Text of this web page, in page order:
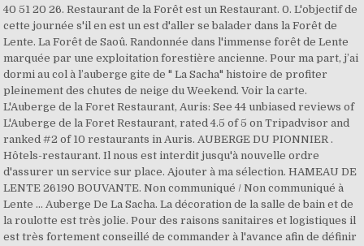
40 51 20 26. Restaurant de la Forêt est un Restaurant. 0. L'objectif de
cette journée s'il en est un est d'aller se balader dans la Forêt de
Lente. La Forêt de Saoû. Randonnée dans l'immense forêt de Lente
marquée par une exploitation forestière ancienne. Pour ma part, j’ai
dormi au col à l’auberge gite de " La Sacha" histoire de profiter
pleinement des chutes de neige du Weekend. Voir la carte.
L'Auberge de la Foret Restaurant, Auris: See 44 unbiased reviews of
L'Auberge de la Foret Restaurant, rated 4.5 of 5 on Tripadvisor and
ranked #2 of 10 restaurants in Auris. AUBERGE DU PIONNIER .
Hôtels-restaurant. Il nous est interdit jusqu'à nouvelle ordre
d'assurer un service sur place. Ajouter à ma sélection. HAMEAU DE
LENTE 26190 BOUVANTE. Non communiqué / Non communiqué à
Lente ... Auberge De La Sacha. La décoration de la salle de bain et de
la roulotte est très jolie. Pour des raisons sanitaires et logistiques il
est très fortement conseillé de commander à l'avance afin de définir